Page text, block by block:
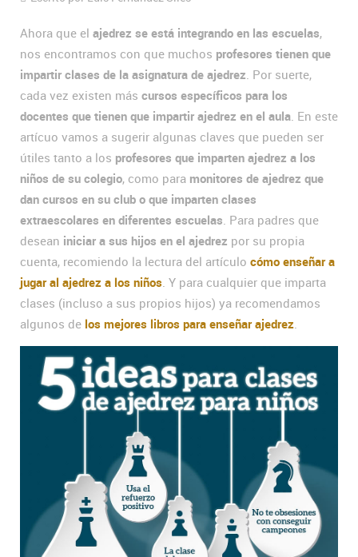
Ahora que el ajedrez se está integrando en las escuelas,
nos encontramos con que muchos profesores tienen que
impartir clases de la asignatura de ajedrez . Por suerte,
cada vez existen más cursos específicos para los
docentes que tienen que impartir ajedrez en el aula . En este
artícuo vamos a sugerir algunas claves que pueden ser
útiles tanto a los profesores que imparten ajedrez a los
niños de su colegio, como para monitores de ajedrez que
dan cursos en su club o que imparten clases
extraescolares en diferentes escuelas . Para padres que
desean iniciar a sus hijos en el ajedrez por su propia
cuenta, recomiendo la lectura del artículo cómo enseñar a
jugar al ajedrez a los niños . Y para cualquier que imparta
clases (incluso a sus propios hijos) ya recomendamos
algunos de los mejores libros para enseñar ajedrez